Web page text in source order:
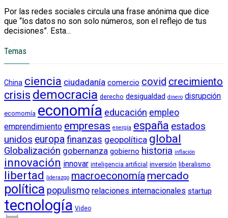
Por las redes sociales circula una frase anónima que dice
que “los datos no son solo números, son el reflejo de tus
decisiones”. Esta...
Temas
China ciencia ciudadanía comercio covid crecimiento
crisis democracia derecho desigualdad dinero disrupción
ecomomía economía educación empleo
emprendimiento empresas energía españa estados
unidos europafinanzas geopolítica global
Globalización gobernanza gobierno historia inflación
innovación innovar inteligencia artificial inversión liberalismo
libertad liderazgo macroeconomía mercado
política populismo relaciones internacionales startup
tecnología Video